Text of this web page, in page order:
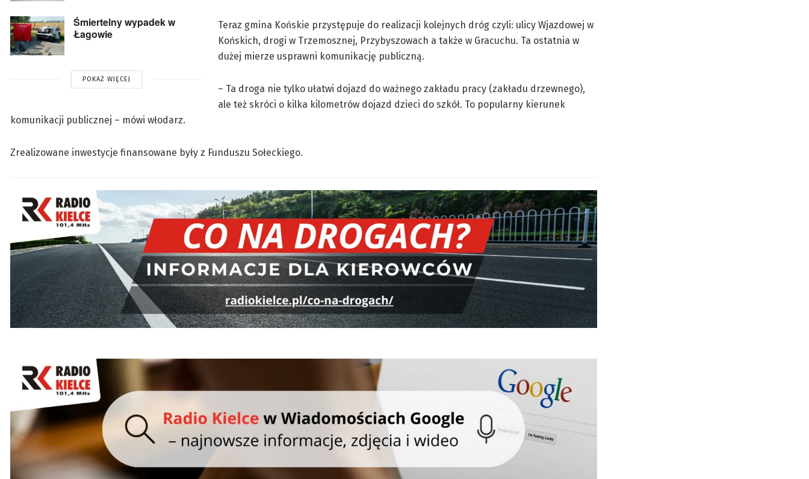
Śmiertelny wypadek w
Łagowie
POKAŻ WIĘCEJ
Teraz gmina Końskie przystępuje do realizacji kolejnych dróg czyli: ulicy Wjazdowej w
Końskich, drogi w Trzemosznej, Przybyszowach a także w Gracuchu. Ta ostatnia w
dużej mierze usprawni komunikację publiczną.
– Ta droga nie tylko ułatwi dojazd do ważnego zakładu pracy (zakładu drzewnego),
ale też skróci o kilka kilometrów dojazd dzieci do szkół. To popularny kierunek
komunikacji publicznej – mówi włodarz.
Zrealizowane inwestycje finansowane były z Funduszu Sołeckiego.